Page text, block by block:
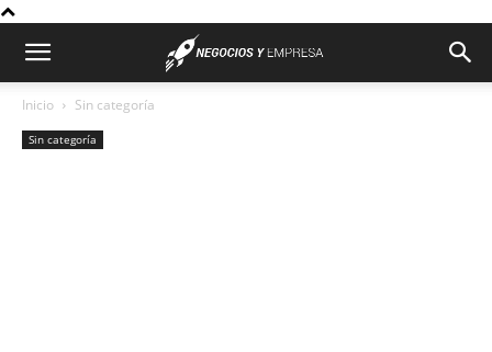
Inicio Sin categoría
Sin categoría